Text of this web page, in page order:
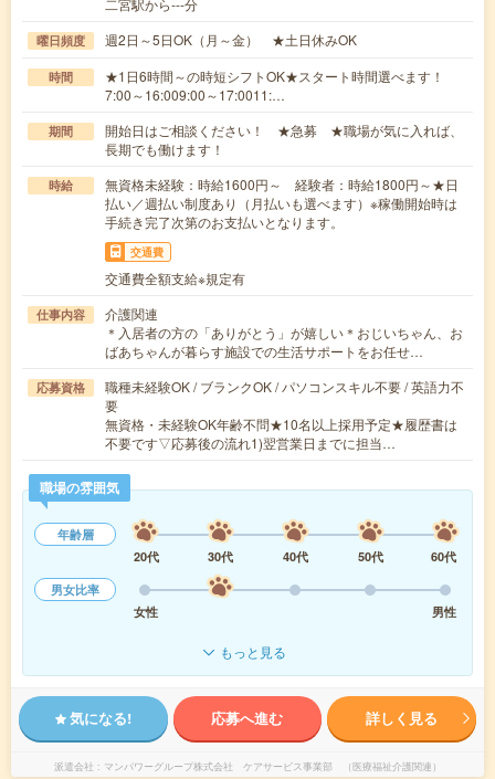
二宮駅から---分
曜日頻度 週2日～5日OK（月～金） ★土日休みOK
時間
★1日6時間～の時短シフトOK★スタート時間選べます！
7:00～16:009:00～17:0011:…
期間
開始日はご相談ください！ ★急募 ★職場が気に入れば、
長期でも働けます！
時給
無資格未経験：時給1600円～ 経験者：時給1800円～★日
払い／週払い制度あり（月払いも選べます）※稼働開始時は
手続き完了次第のお支払いとなります。
交通費
交通費全額支給※規定有
仕事内容
介護関連
＊入居者の方の「ありがとう」が嬉しい＊おじいちゃん、お
ばあちゃんが暮らす施設での生活サポートをお任せ…
応募資格
職種未経験OK / ブランクOK / パソコンスキル不要 / 英語力不
要
無資格・未経験OK年齢不問★10名以上採用予定★履歴書は
不要です▽応募後の流れ1)翌営業日までに担当…
職場の雰囲気
年齢層
20代
30代 40代 50代
60代
男女比率
女性
男性
もっと見る
気になる! 応募へ進む 詳しく見る
派遣会社 マンパワーグループ株式会社 ケアサービス事業部 （医療福祉介護関連）